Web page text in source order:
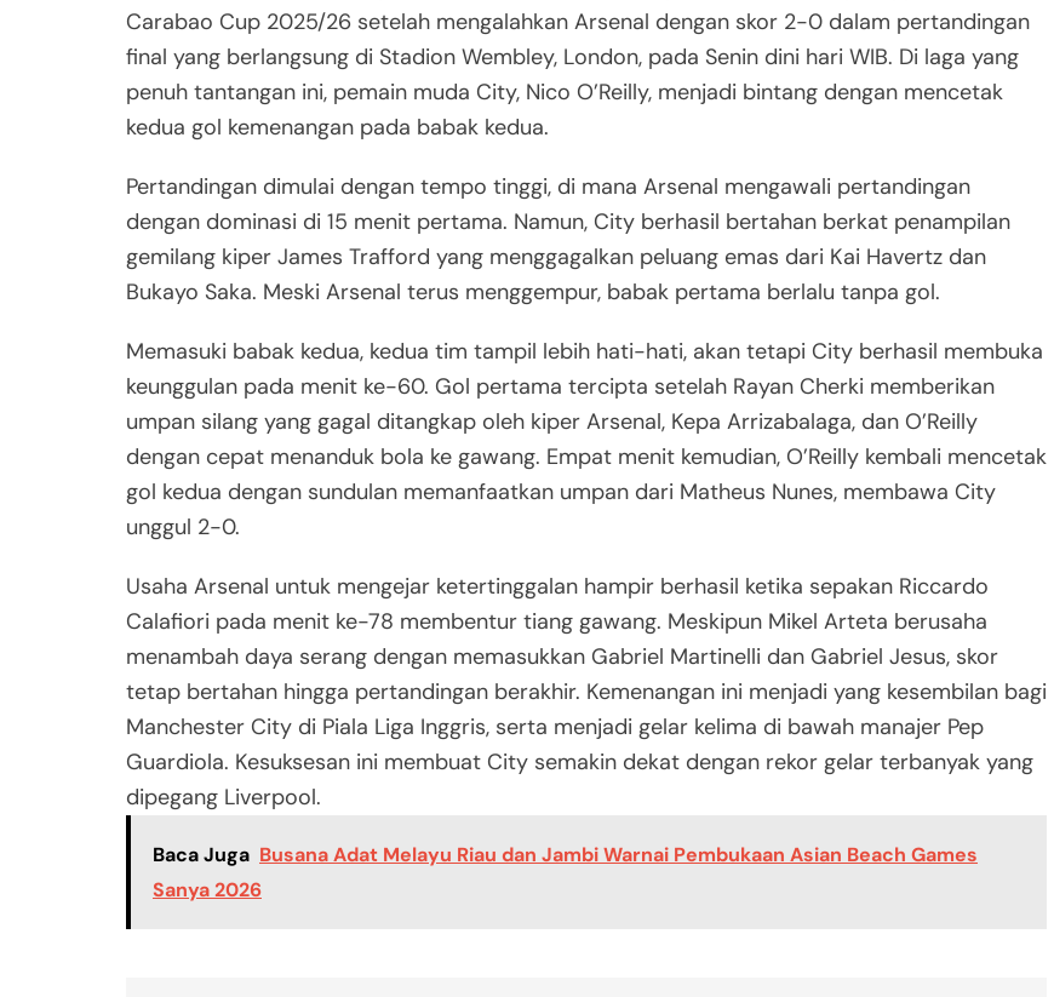
Carabao Cup 2025/26 setelah mengalahkan Arsenal dengan skor 2-0 dalam pertandingan
final yang berlangsung di Stadion Wembley, London, pada Senin dini hari WIB. Di laga yang
penuh tantangan ini, pemain muda City, Nico O’Reilly, menjadi bintang dengan mencetak
kedua gol kemenangan pada babak kedua.
Pertandingan dimulai dengan tempo tinggi, di mana Arsenal mengawali pertandingan
dengan dominasi di 15 menit pertama. Namun, City berhasil bertahan berkat penampilan
gemilang kiper James Trafford yang menggagalkan peluang emas dari Kai Havertz dan
Bukayo Saka. Meski Arsenal terus menggempur, babak pertama berlalu tanpa gol.
Memasuki babak kedua, kedua tim tampil lebih hati-hati, akan tetapi City berhasil membuka
keunggulan pada menit ke-60. Gol pertama tercipta setelah Rayan Cherki memberikan
umpan silang yang gagal ditangkap oleh kiper Arsenal, Kepa Arrizabalaga, dan O’Reilly
dengan cepat menanduk bola ke gawang. Empat menit kemudian, O’Reilly kembali mencetak
gol kedua dengan sundulan memanfaatkan umpan dari Matheus Nunes, membawa City
unggul 2-0.
Usaha Arsenal untuk mengejar ketertinggalan hampir berhasil ketika sepakan Riccardo
Calafiori pada menit ke-78 membentur tiang gawang. Meskipun Mikel Arteta berusaha
menambah daya serang dengan memasukkan Gabriel Martinelli dan Gabriel Jesus, skor
tetap bertahan hingga pertandingan berakhir. Kemenangan ini menjadi yang kesembilan bagi
Manchester City di Piala Liga Inggris, serta menjadi gelar kelima di bawah manajer Pep
Guardiola. Kesuksesan ini membuat City semakin dekat dengan rekor gelar terbanyak yang
dipegang Liverpool.
Baca Juga Busana Adat Melayu Riau dan Jambi Warnai Pembukaan Asian Beach Games
Sanya 2026